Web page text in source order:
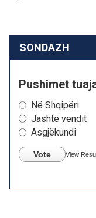
SONDAZH
Pushimet
Në Shqipëri
Jashtë vendit
Asgjëkundi
Vote View